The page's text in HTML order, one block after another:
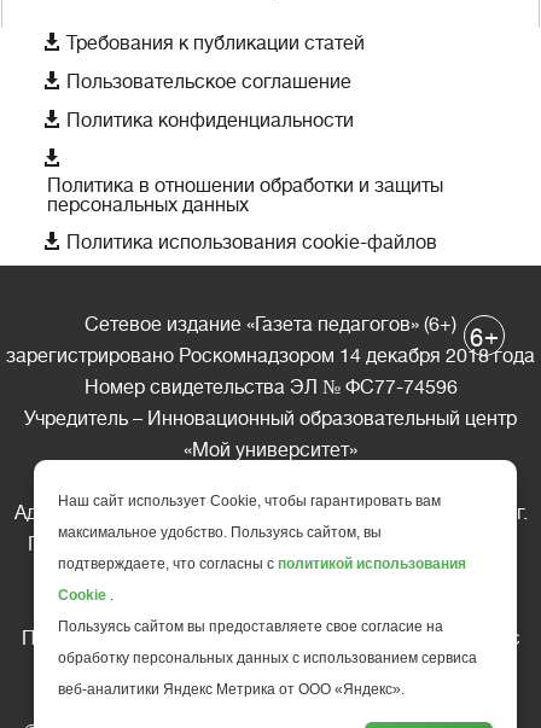
 Требования к публикации статей
 Пользовательское соглашение
 Политика конфиденциальности

Политика в отношении обработки и защиты
персональных данных
 Политика использования cookie-файлов
Сетевое издание «Газета педагогов» (6+)
зарегистрировано Роскомнадзором 14 декабря 2018 года
Номер свидетельства ЭЛ № ФС77-74596
Учредитель – Инновационный образовательный центр
«Мой университет»
Адрес редакции: 185035 Россия, Республика Карелия, г.
Петрозаводск, ул. Фридриха Энгельса д.10, офис 211
Телефон редакции: +7 (499) 685-10-45
Перепечатка материалов газеты допускается только c
письменного разрешения редакции
Ссылка на «Газету педагогов» обязательна.
6+
Наш сайт использует Cookie, чтобы гарантировать вам
максимальное удобство. Пользуясь сайтом, вы
подтверждаете, что согласны с политикой использования
Cookie .
Пользуясь сайтом вы предоставляете свое согласие на
обработку персональных данных с использованием сервиса
веб-аналитики Яндекс Метрика от ООО «Яндекс».